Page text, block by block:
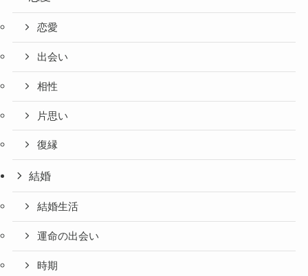
恋愛
出会い
相性
片思い
復縁
結婚
結婚生活
運命の出会い
時期